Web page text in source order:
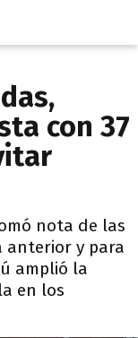
con 37
nota de las
anterior y para
amplió la
en los